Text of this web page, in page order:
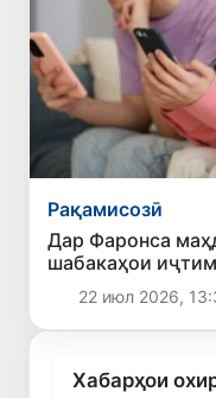
Рақамисозӣ
Дар Фаронса
шабакаҳои
сола дастгирӣ
22 июл 2026,
Хабарҳои